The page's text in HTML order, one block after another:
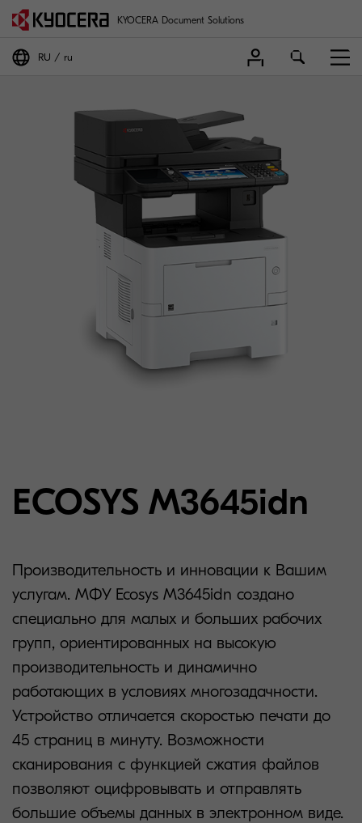
KYOCERA Document Solutions
RU ru
ECOSYS M3645idn
Производительность и инновации к Вашим
услугам. МФУ Ecosys M3645idn создано
специально для малых и больших рабочих
групп, ориентированных на высокую
производительность и динамично
работающих в условиях многозадачности.
Устройство отличается скоростью печати до
45 страниц в минуту. Возможности
сканирования с функцией сжатия файлов
позволяют оцифровывать и отправлять
большие объемы данных в электронном виде.